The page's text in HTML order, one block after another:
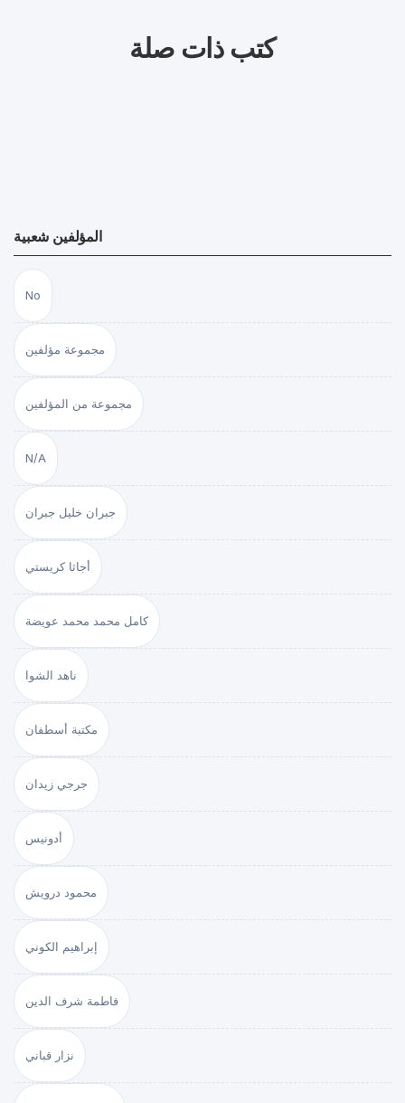
كتب ذات صلة
المؤلفين شعبية
No
مجموعة مؤلفين
مجموعة من المؤلفين
N/A
جبران خليل جبران
أجاثا كريستي
كامل محمد محمد عويضة
ناهد الشوا
مكتبة أسطفان
جرجي زيدان
أدونيس
محمود درويش
إبراهيم الكوني
فاطمة شرف الدين
نزار قباني